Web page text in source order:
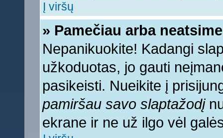
Į viršų
» Pamečiau arba
Nepanikuokite! Kadangi
užkoduotas, jo gauti
pasikeisti. Nueikite į
pamiršau savo slaptažodį
ekrane ir ne už ilgo vėl